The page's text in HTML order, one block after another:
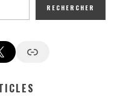
RECHERCHER
Google News